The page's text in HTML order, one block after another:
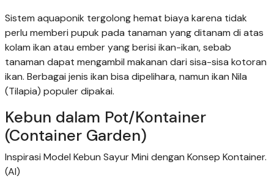
Sistem aquaponik tergolong hemat biaya karena tidak
perlu memberi pupuk pada tanaman yang ditanam di atas
kolam ikan atau ember yang berisi ikan-ikan, sebab
tanaman dapat mengambil makanan dari sisa-sisa kotoran
ikan. Berbagai jenis ikan bisa dipelihara, namun ikan Nila
(Tilapia) populer dipakai.
Kebun dalam Pot/Kontainer
(Container Garden)
Inspirasi Model Kebun Sayur Mini dengan Konsep Kontainer.
(AI)